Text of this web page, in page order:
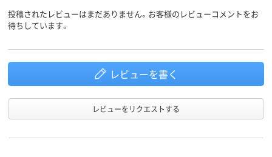
投稿されたレビューはまだありません。お客様のレビューコメントをお
待ちしています。
レビューを書く
レビューをリクエストする